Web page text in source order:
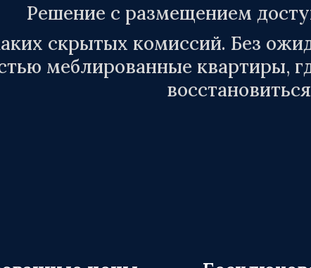
Решение с размещением
скрытых комиссий. Без
меблированные квартиры,